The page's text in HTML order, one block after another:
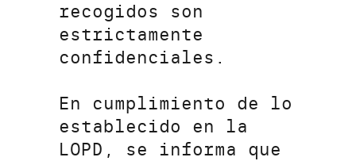
recogidos son
estrictamente
confidenciales.
En cumplimiento de lo
establecido en la
LOPD, se informa que